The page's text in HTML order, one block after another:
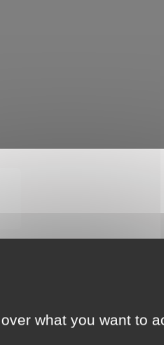
what you want to